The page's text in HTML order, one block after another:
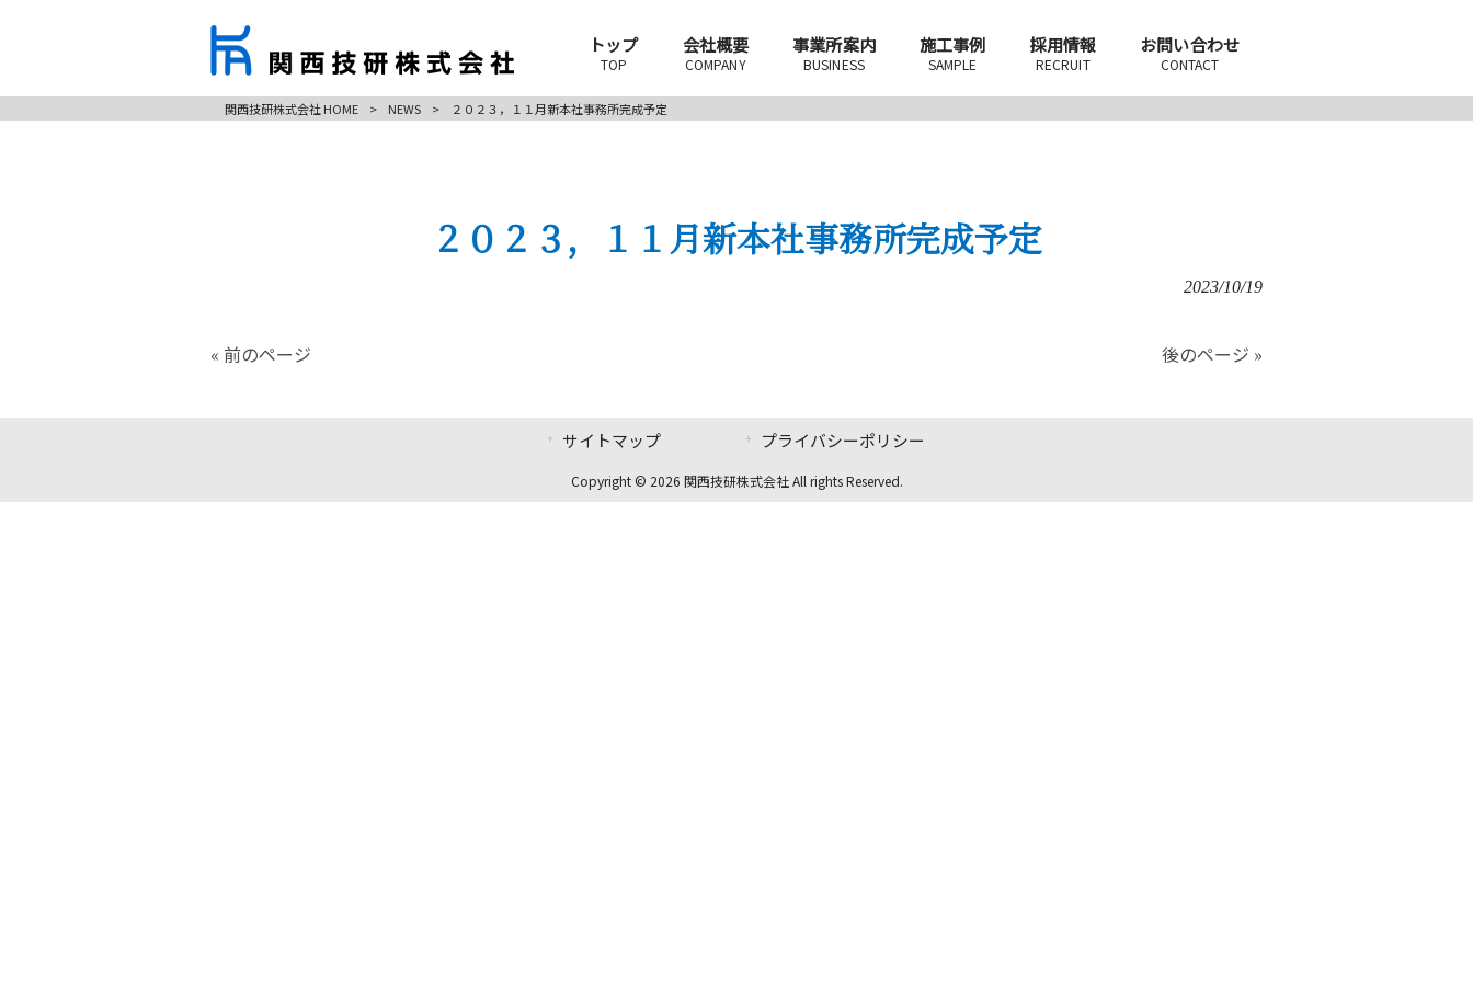
トップ
TOP
会社概要
COMPANY
事業所案内
BUSINESS
施工事例
SAMPLE
採用情報
RECRUIT
お問い合わせ
CONTACT
関西技研株式会社 HOME > NEWS > ２０２３，１１月新本社事務所完成予定
２０２３，１１月新本社事務所完成予定
2023/10/19
« 前のページ 後のページ »
サイトマップ プライバシーポリシー
Copyright © 2026 関西技研株式会社 All rights Reserved.